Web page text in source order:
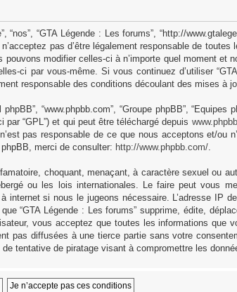
“GTA Légende : Les forums”, “http://
pas d’être légalement responsable de toutes
pouvons modifier celles-ci à n’importe quel moment et
ci par vous-même. Si vous continuez d’utiliser
responsable des conditions découlant des mises à
“www.phpbb.com”, “Groupe phpBB”, “Equipes
par “GPL”) et qui peut être téléchargé depuis
pas responsable de ce que nous acceptons et/ou
merci de consulter: http://www.phpbb.com/.
choquant, menaçant, à caractère sexuel ou
ou les lois internationales. Le faire peut vous
internet si nous le jugeons nécessaire. L’adresse IP
“GTA Légende : Les forums” supprime, édite,
vous acceptez que toutes les informations que
pas diffusées à une tierce partie sans votre
tentative de piratage visant à compromettre les